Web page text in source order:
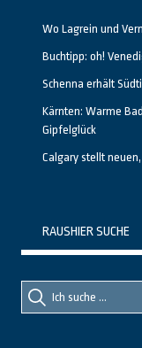
Wo Lagrein und
Buchtipp: oh!
Schenna erhält
Kärnten: Warme
Gipfelglück
Calgary stellt
RAUSHIER SUCHE
Suche
nach::
Suche
nach: